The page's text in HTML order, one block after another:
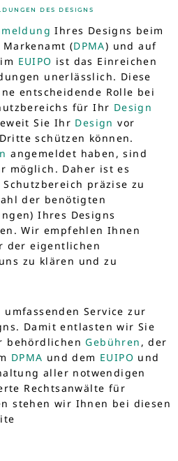
DES DESIGNS
Ihres Designs beim
(DPMA) und auf
EUIPO ist das Einreichen
unerlässlich. Diese
entscheidende Rolle bei
für Ihr Design
Sie Ihr Design vor
schützen können.
angemeldet haben, sind
möglich. Daher ist es
präzise zu
der benötigten
Ihres Designs
Wir empfehlen Ihnen
der eigentlichen
zu klären und zu
Service zur
Damit entlasten wir Sie
behördlichenGebühren , der
DPMA und dem EUIPO und
aller notwendigen
Rechtsanwälte für
stehen wir Ihnen bei diesen